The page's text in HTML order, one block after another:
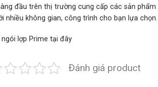
đầu trên thị trường cung cấp các sản phẩm
nhiều không gian, công trình cho bạn lựa chọn.
ngói lợp Prime tại đây
Đánh giá product